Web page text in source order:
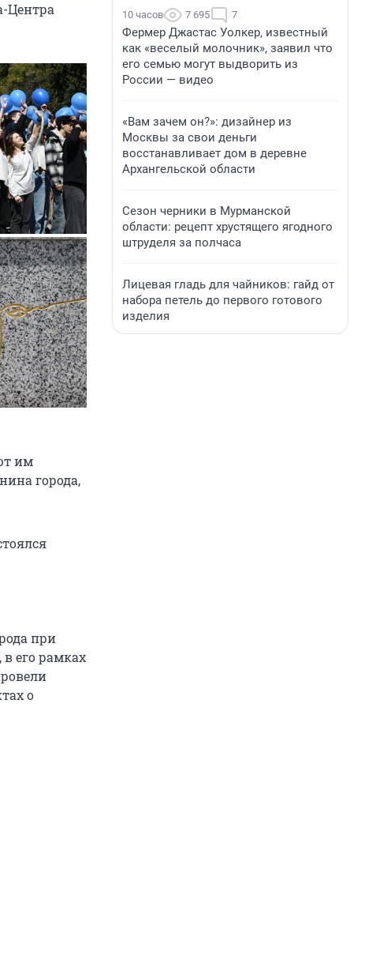
Центра
им
города,
при
его рамках
о
10 часов 7 695 7
Фермер Джастас Уолкер, известный
как «веселый молочник», заявил что
его семью могут выдворить из
России — видео
«Вам зачем он?»: дизайнер из
Москвы за свои деньги
восстанавливает дом в деревне
Архангельской области
Сезон черники в Мурманской
области: рецепт хрустящего ягодного
штруделя за полчаса
Лицевая гладь для чайников: гайд от
набора петель до первого готового
изделия